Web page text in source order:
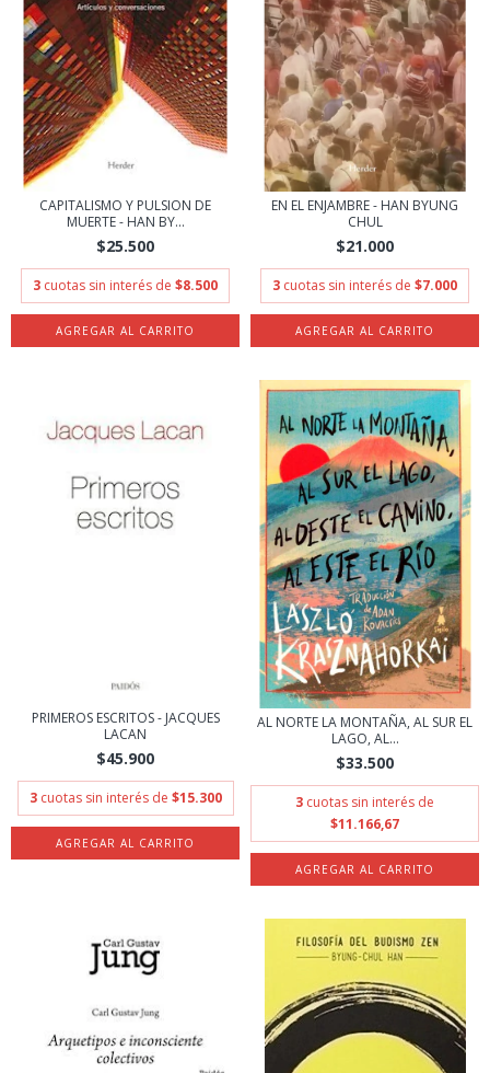
CAPITALISMO Y PULSION DE
MUERTE - HAN BY...
$25.500
3 cuotas sin interés de $8.500
EN EL ENJAMBRE - HAN BYUNG
CHUL
$21.000
3 cuotas sin interés de $7.000
PRIMEROS ESCRITOS - JACQUES
LACAN
$45.900
3 cuotas sin interés de $15.300
AL NORTE LA MONTAÑA, AL SUR EL
LAGO, AL...
$33.500
3 cuotas sin interés de
$11.166,67